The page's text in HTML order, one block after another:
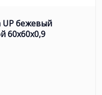
UP бежевый
60x60x0,9